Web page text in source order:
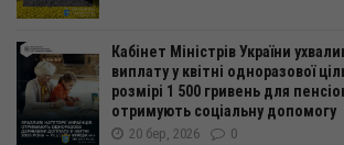
Кабінет Міністрів України
виплату у квітні одноразової
розмірі 1 500 гривень для
отримують соціальну допомогу
20 бер, 2026 0